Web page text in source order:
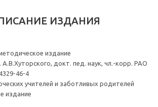
ИЗДАНИЯ
издание
докт. пед. наук, чл.-корр. РАО
46-4
учителей и заботливых родителей
издание